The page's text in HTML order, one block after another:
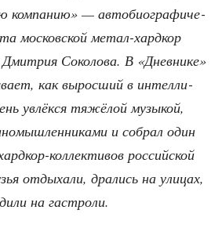
ком­па­нию» — авто­био­гра­фи­че­
мос­ков­ской метал-хард­кор
Соко­ло­ва. В «Днев­ни­ке»
как вырос­ший в интел­ли­
увлёк­ся тяжё­лой музы­кой,
и собрал один
кол­лек­ти­вов рос­сий­ской
отды­ха­ли, дра­лись на ули­цах,
на гастроли.